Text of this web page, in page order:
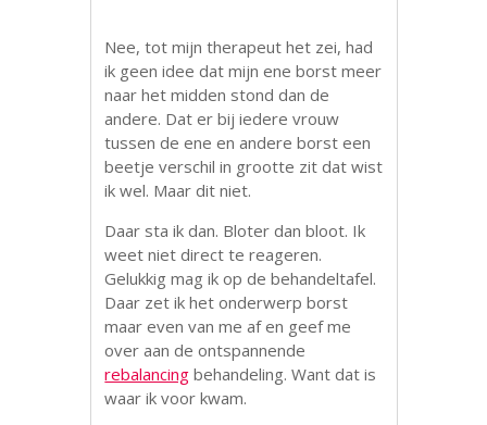
Nee, tot mijn therapeut het zei, had
ik geen idee dat mijn ene borst meer
naar het midden stond dan de
andere. Dat er bij iedere vrouw
tussen de ene en andere borst een
beetje verschil in grootte zit dat wist
ik wel. Maar dit niet.
Daar sta ik dan. Bloter dan bloot. Ik
weet niet direct te reageren.
Gelukkig mag ik op de behandeltafel.
Daar zet ik het onderwerp borst
maar even van me af en geef me
over aan de ontspannende
rebalancing behandeling. Want dat is
waar ik voor kwam.